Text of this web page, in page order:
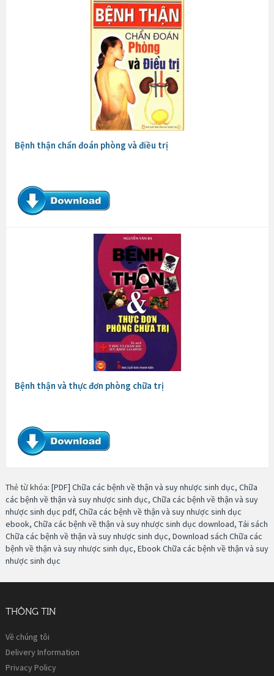
Bệnh thận chẩn đoán phòng và điều trị
Bệnh thận và thực đơn phòng chữa trị
Thẻ từ khóa: [PDF] Chữa các bệnh về thận và suy nhược sinh dục, Chữa
các bệnh về thận và suy nhược sinh dục, Chữa các bệnh về thận và suy
nhược sinh dục pdf, Chữa các bệnh về thận và suy nhược sinh dục
ebook, Chữa các bệnh về thận và suy nhược sinh dục download, Tải sách
Chữa các bệnh về thận và suy nhược sinh dục, Download sách Chữa các
bệnh về thận và suy nhược sinh dục, Ebook Chữa các bệnh về thận và suy
nhược sinh dục
THÔNG TIN
Về chúng tôi
Delivery Information
Privacy Policy